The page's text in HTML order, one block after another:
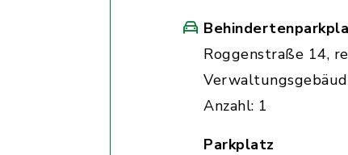
Roggenstraße 14,
Anzahl: 1
Parkplatz